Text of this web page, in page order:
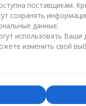
поставщикам.
сохранять
данные.
использовать Ваши
изменить свой